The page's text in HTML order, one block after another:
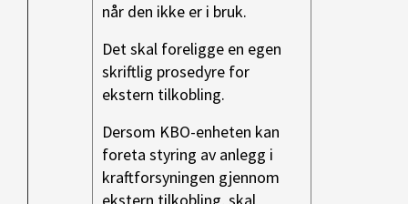
når den ikke er i bruk.
Det skal foreligge en egen
skriftlig prosedyre for
ekstern tilkobling.
Dersom KBO-enheten kan
foreta styring av anlegg i
kraftforsyningen gjennom